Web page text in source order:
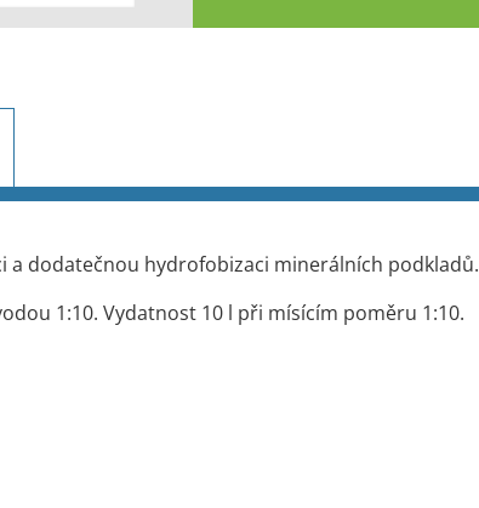
a dodatečnou hydrofobizaci minerálních podkladů.
1:10. Vydatnost 10 l při mísícím poměru 1:10.